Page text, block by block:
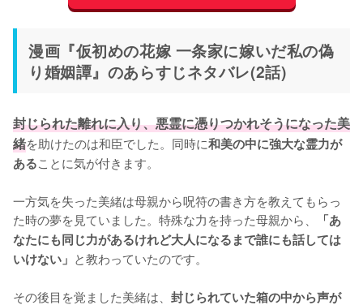
漫画『仮初めの花嫁 一条家に嫁いだ私の偽
り婚姻譚』のあらすじネタバレ(2話)
封じられた離れに入り、悪霊に憑りつかれそうになった美
緒を助けたのは和臣でした。同時に和美の中に強大な霊力が
あることに気が付きます。
一方気を失った美緒は母親から呪符の書き方を教えてもらっ
た時の夢を見ていました。特殊な力を持った母親から、
「あ
なたにも同じ力があるけれど大人になるまで誰にも話しては
いけない」 と教わっていたのです。
その後目を覚ました美緒は、 封じられていた箱の中から声が